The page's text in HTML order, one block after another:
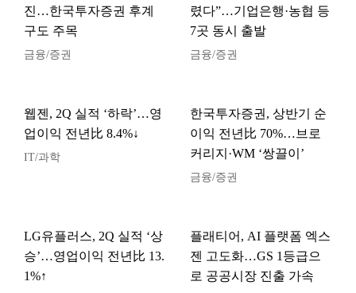
진…한국투자증권 후계
구도 주목
금융/증권
렸다”…기업은행·농협 등
7곳 동시 출발
금융/증권
웹젠, 2Q 실적 ‘하락’…영
업이익 전년比 8.4%↓
IT/과학
한국투자증권, 상반기 순
이익 전년比 70%…브로
커리지·WM ‘쌍끌이’
금융/증권
LG유플러스, 2Q 실적 ‘상
승’…영업이익 전년比 13.
1%↑
플래티어, AI 플랫폼 엑스
젠 고도화…GS 1등급으
로 공공시장 진출 가속